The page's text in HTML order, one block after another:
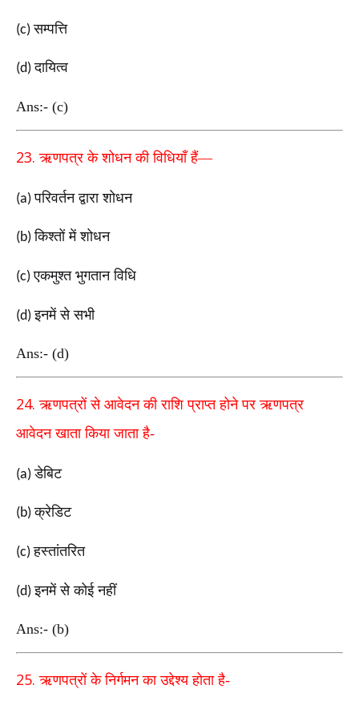
(c)सम्पत्ति
(d)दायित्व
Ans:- (c)
23.ऋणपत्र के शोधन की विधियाँ हैं—
(a)परिवर्तन द्वारा शोधन
(b)किश्तों में शोधन
(c)एकमुश्त भुगतान विधि
(d)इनमें से सभी
Ans:- (d)
24.ऋणपत्रों से आवेदन की राशि प्राप्त होने पर ऋणपत्र
आवेदन खाता किया जाता है-
(a)डेबिट
(b)क्रेडिट
(c)हस्तांतरित
(d)इनमें से कोई नहीं
Ans:- (b)
25.ऋणपत्रों के निर्गमन का उद्देश्य होता है-